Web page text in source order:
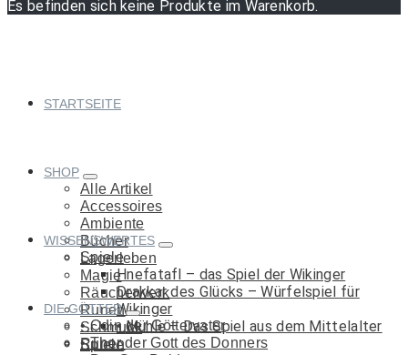
Es befinden sich keine Produkte im Warenkorb.
STARTSEITE
SHOP
Alle Artikel
Accessoires
Ambiente
Bücher
Lagerleben
Magie
Räucherwerk
Runen
Schmuck
Spiele
WISSENSWERTES
Spiele
Hnefatafl – das Spiel der Wikinger
Drakkar des Glücks – Würfelspiel für
Wikinger
Mühle – Das Spiel aus dem Mittelalter
Runen
DIE GÖTTER
Odin der Göttervater
Thor der Gott des Donners